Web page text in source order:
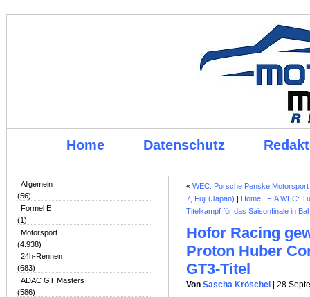
Home Datenschutz
Allgemein
(56)
Formel E
(1)
Motorsport
(4.938)
24h-Rennen
(683)
ADAC GT Masters
(586)
« WEC: Porsche Penske
7, Fuji (Japan) | Home | FIA WEC:
Titelkampf für das Saisonfinale in
Hofor Racing
Proton Huber
GT3-Titel
Von Sascha Kröschel |